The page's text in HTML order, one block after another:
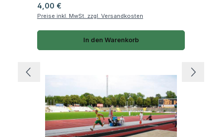
Regulärer Preis:
4,00 €
Preise inkl. MwSt. zzgl. Versandkosten
In den Warenkorb